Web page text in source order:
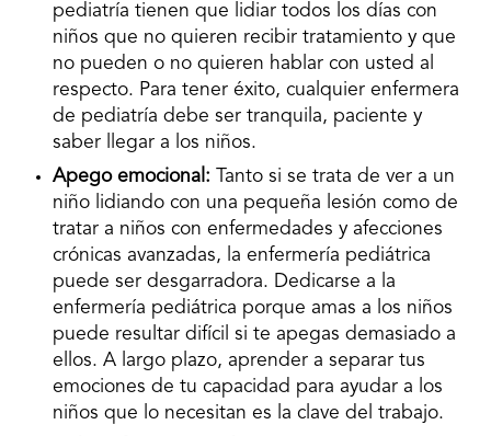
pediatría tienen que lidiar todos los días con
niños que no quieren recibir tratamiento y que
no pueden o no quieren hablar con usted al
respecto. Para tener éxito, cualquier enfermera
de pediatría debe ser tranquila, paciente y
saber llegar a los niños.
Apego emocional: Tanto si se trata de ver a un
niño lidiando con una pequeña lesión como de
tratar a niños con enfermedades y afecciones
crónicas avanzadas, la enfermería pediátrica
puede ser desgarradora. Dedicarse a la
enfermería pediátrica porque amas a los niños
puede resultar difícil si te apegas demasiado a
ellos. A largo plazo, aprender a separar tus
emociones de tu capacidad para ayudar a los
niños que lo necesitan es la clave del trabajo.